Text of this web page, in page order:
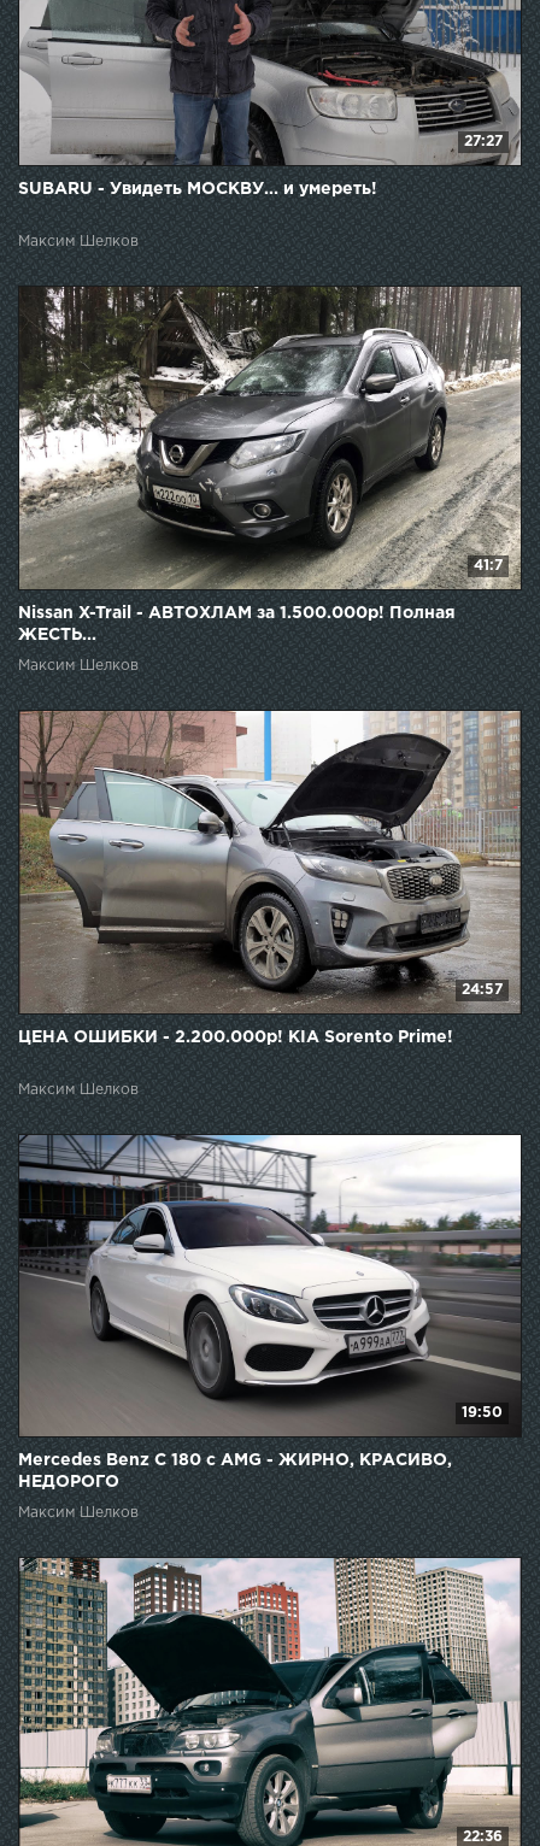
27:27
SUBARU - Увидеть МОСКВУ... и умереть!
Максим Шелков
41:7
Nissan X-Trail - АВТОХЛАМ за 1.500.000р! Полная
ЖЕСТЬ...
Максим Шелков
24:57
ЦЕНА ОШИБКИ - 2.200.000р! KIA Sorento Prime!
Максим Шелков
19:50
Mercedes Benz C 180 c AMG - ЖИРНО, КРАСИВО,
НЕДОРОГО
Максим Шелков
22:36